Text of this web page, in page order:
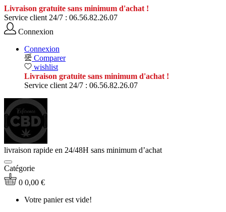
Livraison gratuite sans minimum d'achat !
Service client 24/7 : 06.56.82.26.07
Connexion
Connexion
Comparer
wishlist
Livraison gratuite sans minimum d'achat !
Service client 24/7 : 06.56.82.26.07
livraison rapide en 24/48H sans minimum d’achat
Catégorie
0 0,00 €
Votre panier est vide!